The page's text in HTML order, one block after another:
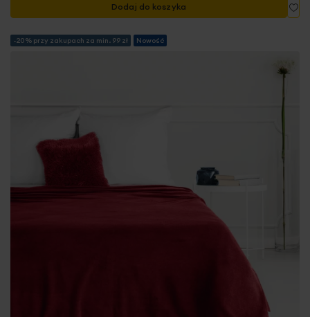
Dodaj do koszyka
-20% przy zakupach za min. 99 zł Nowość